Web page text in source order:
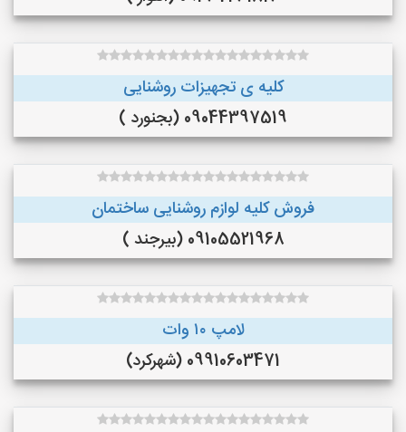
کلیه ی تجهیزات روشنایی
09044397519 (بجنورد )
فروش کلیه لوازم روشنایی ساختمان
09105521968 (بیرجند )
لامپ ۱۰ وات
09910603471 (شهرکرد)